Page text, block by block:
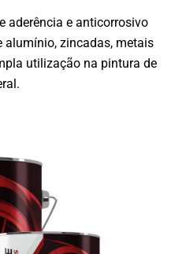
aderência e anticorrosivo
alumínio, zincadas, metais
utilização na pintura de